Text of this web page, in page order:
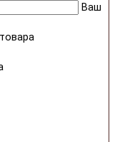
Ваш